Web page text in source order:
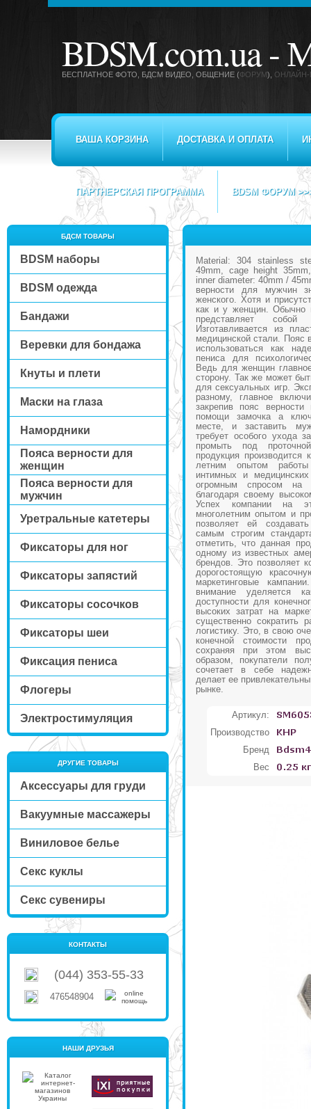
BDSM.com.ua -
БЕСПЛАТНОЕ ФОТО, БДСМ ВИДЕО , ОБЩЕНИЕ (ФОРУМ), ОНЛАЙН-
ВАША КОРЗИНА ДОСТАВКА И ОПЛАТА
ПАРТНЕРСКАЯ ПРОГРАММА BDSM ФОРУМ
БДСМ ТОВАРЫ
BDSM наборы
BDSM одежда
Бандажи
Веревки для бондажа
Кнуты и плети
Маски на глаза
Намордники
Пояса верности для
женщин
Пояса верности для
мужчин
Уретральные катетеры
Фиксаторы для ног
Фиксаторы запястий
Фиксаторы сосочков
Фиксаторы шеи
Фиксация пениса
Флогеры
Электростимуляция
ДРУГИЕ ТОВАРЫ
Аксессуары для груди
Вакуумные массажеры
Виниловое белье
Секс куклы
Секс сувениры
КОНТАКТЫ
(044) 353-55-33
476548904
НАШИ ДРУЗЬЯ
Material: 304 stainless
49mm, cage height
inner diameter: 40mm /
верности для мужчин
женского. Хотя и
как и у женщин. Обычно
представляет
Изготавливается из
медицинской стали. Пояс
использоваться как
пениса для
Ведь для женщин
сторону. Так же может
для сексуальных игр.
разному, главное
закрепив пояс
помощи замочка а
месте, и заставить
требует особого ухода
промыть под
продукция
летним опытом
интимных и
огромным спросом
благодаря своему
Успех компании на
многолетним опытом и
позволяет ей
самым строгим
отметить, что данная
одному из известных
брендов. Это позволяет
дорогостоящую
маркетинговые
внимание уделяется
доступности для
высоких затрат на
существенно сократить
логистику. Это, в свою
конечной стоимости
сохраняя при этом
образом, покупатели
сочетает в себе
делает ее
рынке.
Артикул:
Производство
Бренд
Вес